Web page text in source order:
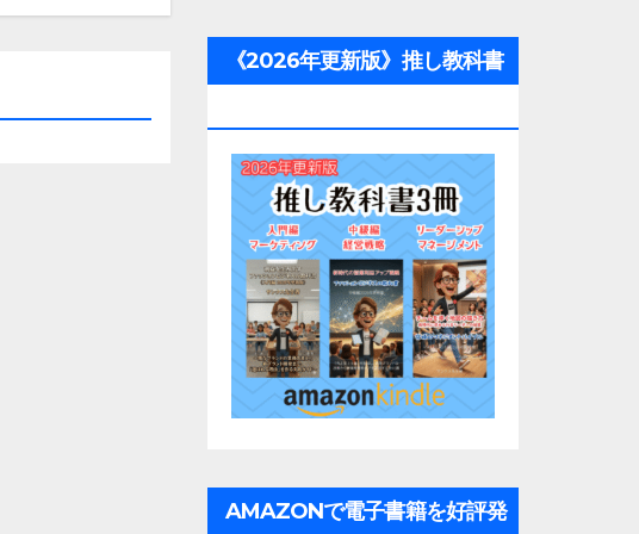
《2026年更新版》推し教科書
AMAZONで電子書籍を好評発